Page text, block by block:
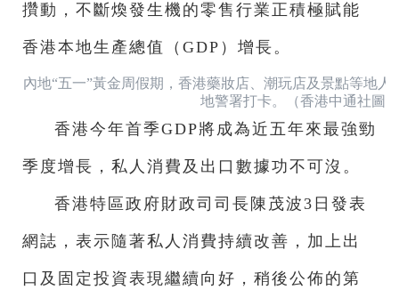
攢動，不斷煥發生機的零售行業正積極賦能
香港本地生產總值（GDP）增長。
內地“五一”黃金周假期，香港藥妝店、潮玩店及景點等地
地警署打卡。（香港中通社圖
香港今年首季GDP將成為近五年來最強勁
季度增長，私人消費及出口數據功不可沒。
香港特區政府財政司司長陳茂波3日發表
網誌，表示隨著私人消費持續改善，加上出
口及固定投資表現繼續向好，稍後公佈的第